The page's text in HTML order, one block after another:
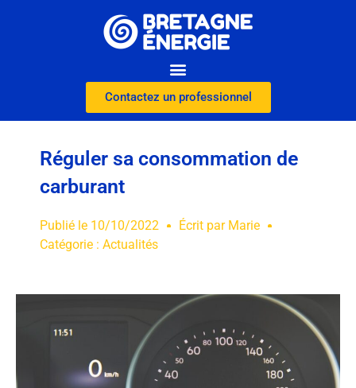
Contactez un professionnel
Réguler sa consommation de
carburant
Publié le 10/10/2022 Écrit parMarie
Catégorie : Actualités